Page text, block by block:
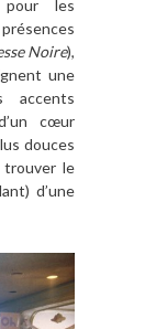
les
Noire),
une
accents
cœur
douces
trouver le
d’une